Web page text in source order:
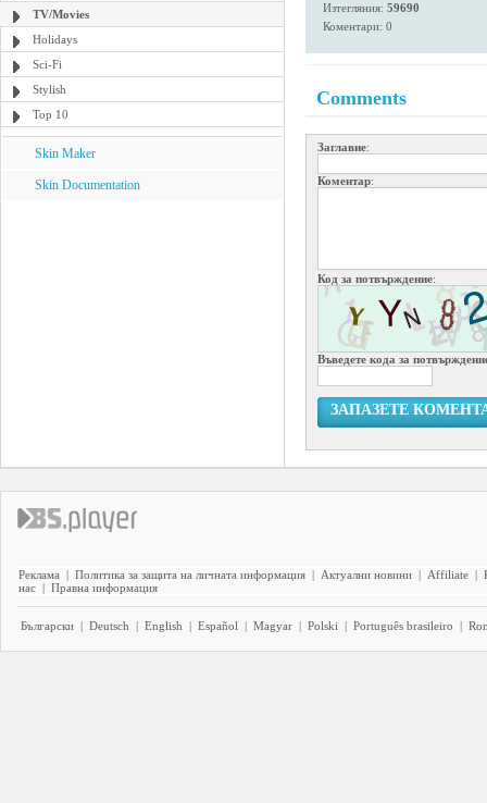
TV/Movies
Holidays
Sci-Fi
Stylish
Top 10
Skin Maker
Skin Documentation
Изтегляния: 59690
Коментари: 0
Comments
Заглавие:
Коментар:
Код за потвърждение:
Въведете кода за
ЗАПАЗЕТЕ
Реклама | Политика за защита на личната информация | Актуални новини | Affiliate |
нас | Правна информация
Български | Deutsch | English | Español | Magyar | Polski | Português brasileiro |